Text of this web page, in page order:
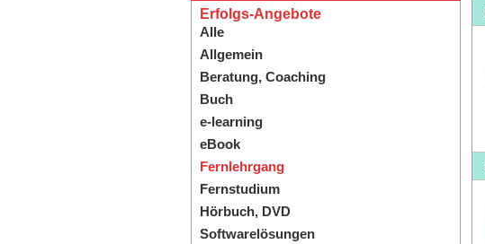
Erfolgs-Angebote
Alle
Allgemein
Beratung, Coaching
Buch
e-learning
eBook
Fernlehrgang
Fernstudium
Hörbuch, DVD
Softwarelösungen